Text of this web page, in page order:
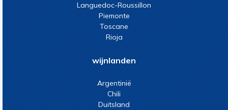
Languedoc-Roussillon
Piemonte
Toscane
Rioja
wijnlanden
Argentinië
Chili
Duitsland